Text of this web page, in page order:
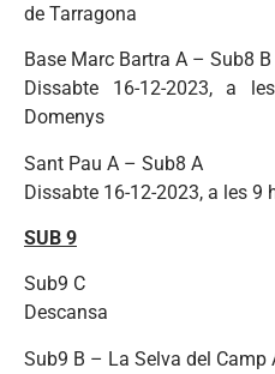
de Tarragona
Base Marc Bartra A – Sub8 B
Dissabte 16-12-2023, a
Domenys
Sant Pau A – Sub8 A
Dissabte 16-12-2023, a les 9
SUB 9
Sub9 C
Descansa
Sub9 B – La Selva del Camp